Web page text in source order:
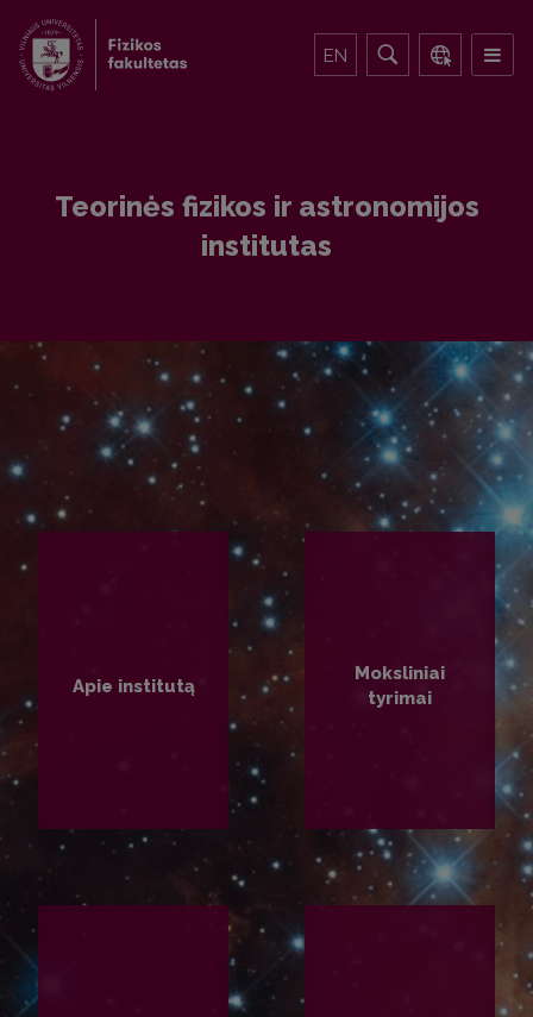
EN
Teorinės fizikos ir astronomijos
institutas
Apie institutą
Moksliniai
tyrimai